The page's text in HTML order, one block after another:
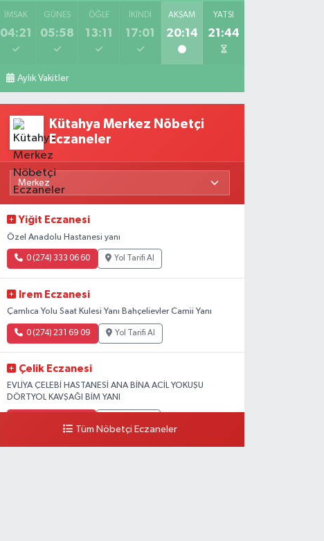
İMSAK
04:21
GÜNEŞ
05:58
ÖĞLE
13:11
İKINDI
17:01
AKŞAM
20:14
YATSI
21:44
Aylık Vakitler
Kütahya Merkez Nöbetçi
Eczaneler
Yiğit Eczanesi
Özel Anadolu Hastanesi yanı
0 (274) 333 06 60 Yol Tarifi Al
Irem Eczanesi
Çamlıca Yolu Saat Kulesi Yanı Bahçelievler Camii Yanı
0 (274) 231 69 09 Yol Tarifi Al
Çelik Eczanesi
EVLİYA ÇELEBİ HASTANESİ ANA BİNA ACİL YOKUŞU
DÖRTYOL KAVŞAĞI BİM YANI
Tüm Nöbetçi Eczaneler